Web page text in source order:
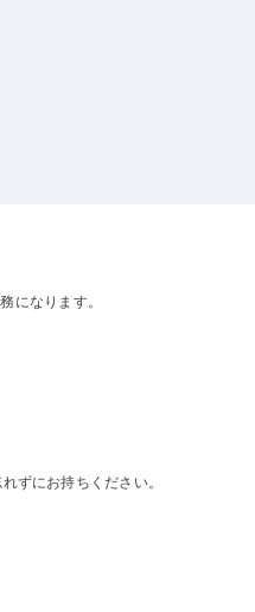
になります。
ずにお持ちください。